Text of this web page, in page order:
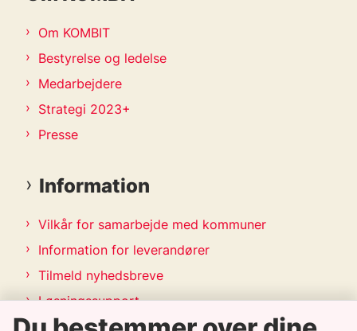
Om KOMBIT
Bestyrelse og ledelse
Medarbejdere
Strategi 2023+
Presse
Information
Vilkår for samarbejde med kommuner
Information for leverandører
Tilmeld nyhedsbreve
Løsningssupport
Releasekalender